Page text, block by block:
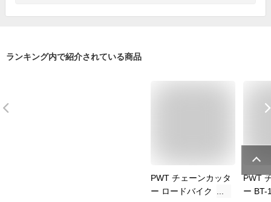
ランキング内で紹介されている商品
PWT チェーンカッタ
ー ロードバイク
PWT
ー BT-